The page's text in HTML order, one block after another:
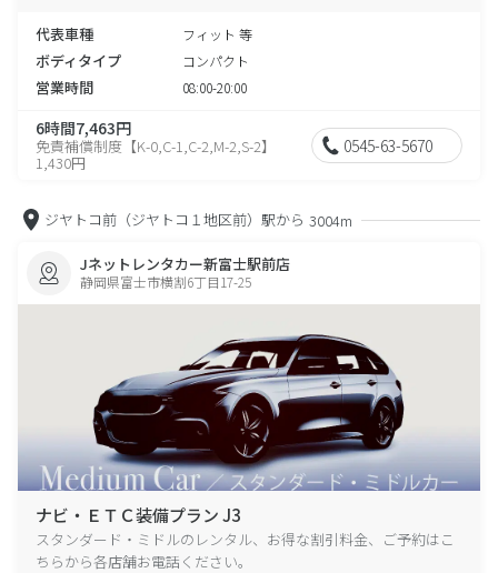
代表車種 フィット 等
ボディタイプ コンパクト
営業時間 08:00-20:00
6時間7,463円
免責補償制度【K-0,C-1,C-2,M-2,S-2】
1,430円
0545-63-5670
ジヤトコ前（ジヤトコ１地区前）駅から 3004m
Jネットレンタカー新富士駅前店
静岡県富士市横割6丁目17-25
ナビ・ＥＴＣ装備プラン J3
スタンダード・ミドルのレンタル、お得な割引料金、ご予約はこ
ちらから各店舗お電話ください。